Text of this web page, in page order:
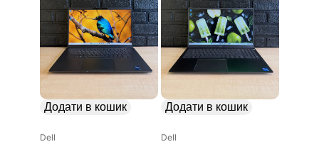
Додати в кошик
Dell
Додати в кошик
Dell